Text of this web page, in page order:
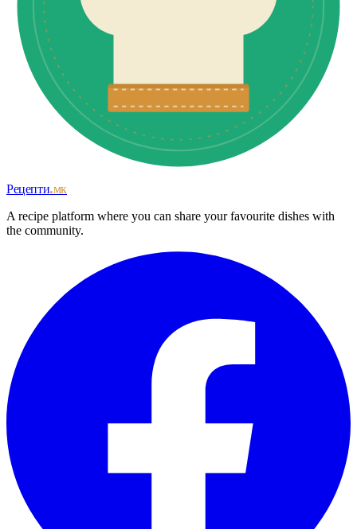
Рецепти.мк
A recipe platform where you can share your favourite dishes with
the community.